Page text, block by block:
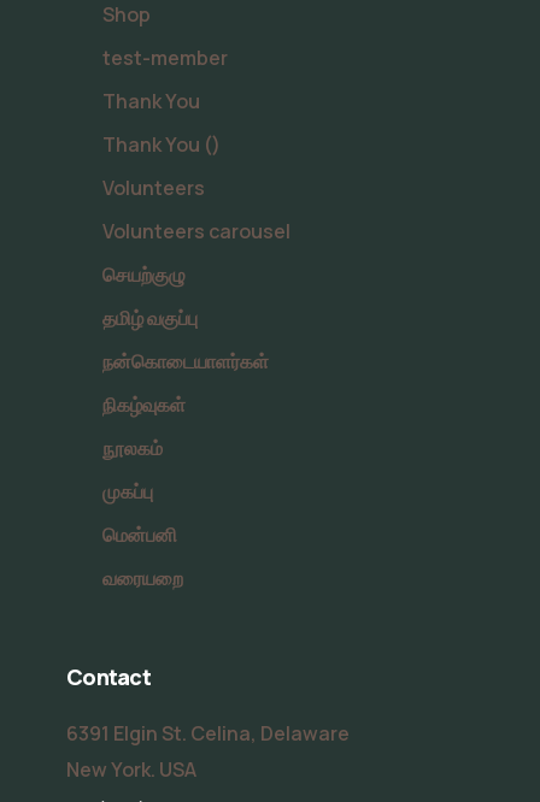
Shop
test-member
Thank You
Thank You ()
Volunteers
Volunteers carousel
செயற்குழு
தமிழ் வகுப்பு
நன்கொடையாளர்கள்
நிகழ்வுகள்
நூலகம்
முகப்பு
மென்பனி
வரையறை
Contact
6391 Elgin St. Celina, Delaware
New York. USA